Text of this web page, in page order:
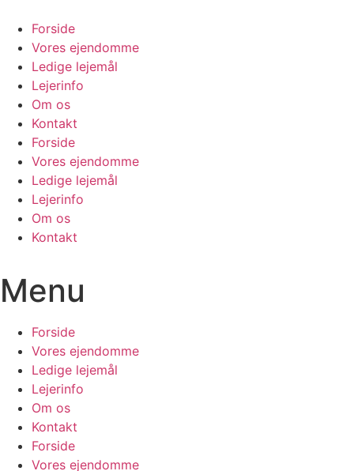
indhold
Forside
Vores ejendomme
Ledige lejemål
Lejerinfo
Om os
Kontakt
Forside
Vores ejendomme
Ledige lejemål
Lejerinfo
Om os
Kontakt
Menu
Forside
Vores ejendomme
Ledige lejemål
Lejerinfo
Om os
Kontakt
Forside
Vores ejendomme